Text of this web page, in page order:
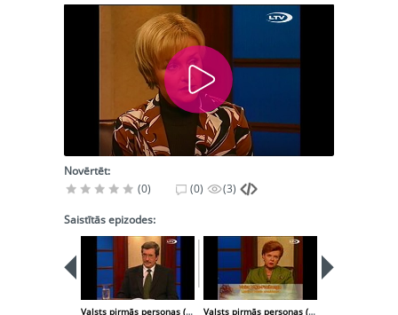
Novērtēt:
(0)
(0) (3)
Saistītās epizodes:
Valsts pirmās personas (2004-10-21) Valsts pirmās personas (2004-11-04)